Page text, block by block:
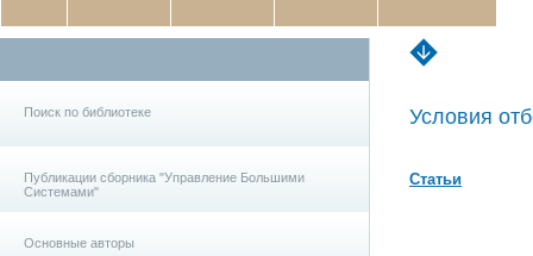
Поиск по библиотеке
Публикации сборника "Управление Большими
Системами"
Основные авторы
Условия
Статьи